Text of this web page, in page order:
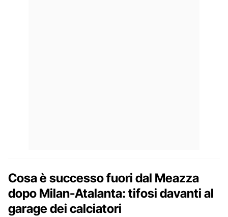
Cosa è successo fuori dal Meazza
dopo Milan-Atalanta: tifosi davanti al
garage dei calciatori